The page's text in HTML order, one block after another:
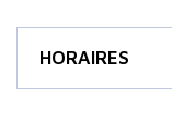
HORAIRES